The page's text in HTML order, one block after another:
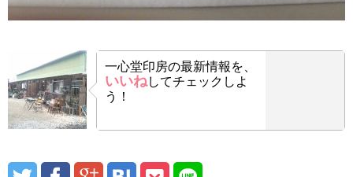
一心堂印房の最新情報を、
いいねしてチェックしよ
う！